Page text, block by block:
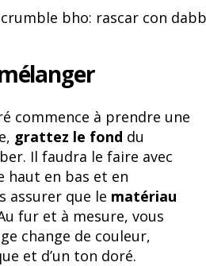
commence à prendre une
grattez le fond du
Il faudra le faire avec
haut en bas et en
assurer que le matériau
fur et à mesure, vous
change de couleur,
et d’un ton doré.